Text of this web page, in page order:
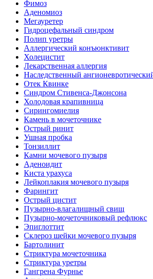
Фимоз
Аденомиоз
Мегауретер
Гидроцефальный синдром
Полип уретры
Аллергический конъюнктивит
Холецистит
Лекарственная аллергия
Наследственный
Отек Квинке
Синдром Стивенса-Джонсона
Холодовая крапивница
Сирингомиелия
Камень в мочеточнике
Острый ринит
Ушная пробка
Тонзиллит
Камни мочевого пузыря
Аденоидит
Киста урахуса
Лейкоплакия мочевого пузыря
Фарингит
Острый цистит
Пузырно-влагалищный свищ
Пузырно-мочеточниковый рефлюкс
Эпиглоттит
Склероз шейки мочевого пузыря
Бартолинит
Стриктура мочеточника
Стриктура уретры
Гангрена Фурнье